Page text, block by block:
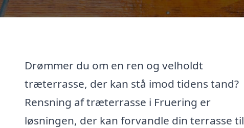
Drømmer du om en ren og velholdt
træterrasse, der kan stå imod tidens tand?
Rensning af træterrasse i Fruering er
løsningen, der kan forvandle din terrasse til